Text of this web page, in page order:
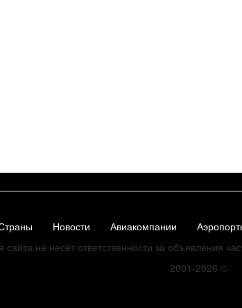
Новости Авиакомпании
сайта не несёт ответственности за объявления
2001-2026 ©